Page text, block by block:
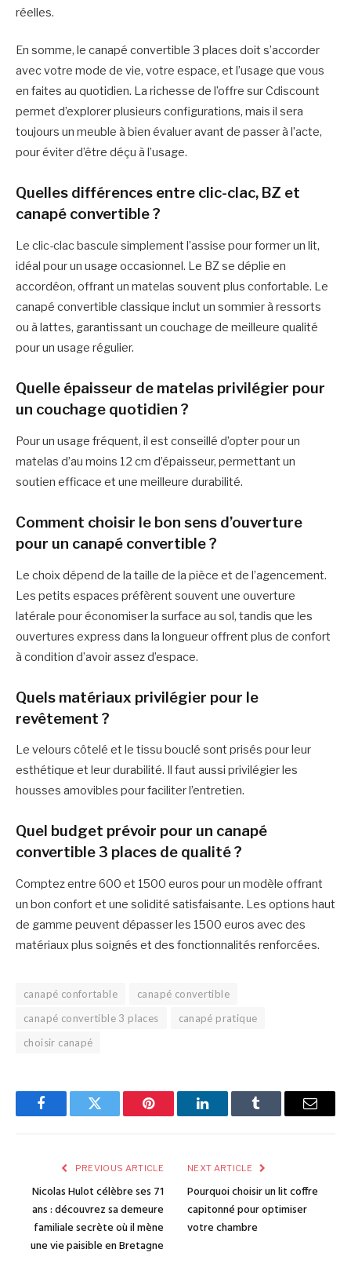
réelles.
En somme, le canapé convertible 3 places doit s’accorder
avec votre mode de vie, votre espace, et l’usage que vous
en faites au quotidien. La richesse de l’offre sur Cdiscount
permet d’explorer plusieurs configurations, mais il sera
toujours un meuble à bien évaluer avant de passer à l’acte,
pour éviter d’être déçu à l’usage.
Quelles différences entre clic-clac, BZ et
canapé convertible ?
Le clic-clac bascule simplement l’assise pour former un lit,
idéal pour un usage occasionnel. Le BZ se déplie en
accordéon, offrant un matelas souvent plus confortable. Le
canapé convertible classique inclut un sommier à ressorts
ou à lattes, garantissant un couchage de meilleure qualité
pour un usage régulier.
Quelle épaisseur de matelas privilégier pour
un couchage quotidien ?
Pour un usage fréquent, il est conseillé d’opter pour un
matelas d’au moins 12 cm d’épaisseur, permettant un
soutien efficace et une meilleure durabilité.
Comment choisir le bon sens d’ouverture
pour un canapé convertible ?
Le choix dépend de la taille de la pièce et de l’agencement.
Les petits espaces préfèrent souvent une ouverture
latérale pour économiser la surface au sol, tandis que les
ouvertures express dans la longueur offrent plus de confort
à condition d’avoir assez d’espace.
Quels matériaux privilégier pour le
revêtement ?
Le velours côtelé et le tissu bouclé sont prisés pour leur
esthétique et leur durabilité. Il faut aussi privilégier les
housses amovibles pour faciliter l’entretien.
Quel budget prévoir pour un canapé
convertible 3 places de qualité ?
Comptez entre 600 et 1500 euros pour un modèle offrant
un bon confort et une solidité satisfaisante. Les options haut
de gamme peuvent dépasser les 1500 euros avec des
matériaux plus soignés et des fonctionnalités renforcées.
canapé confortable
canapé convertible
canapé convertible 3 places
canapé pratique
choisir canapé
FacebookTwitter Pinterest LinkedInTumblr Email
PREVIOUS ARTICLE
Nicolas Hulot célèbre ses 71
ans : découvrez sa demeure
familiale secrète où il mène
une vie paisible en Bretagne
NEXT ARTICLE
Pourquoi choisir un lit coffre
capitonné pour optimiser
votre chambre